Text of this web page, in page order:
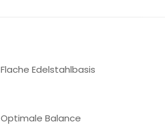
Flache Edelstahlbasis
Optimale Balance